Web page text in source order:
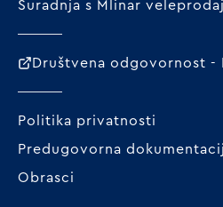
Suradnja s Mlinar
Društvena odgovornost -
Politika privatnosti
Predugovorna
Obrasci